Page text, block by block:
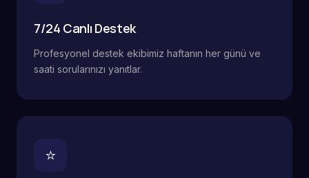
7/24 Canlı Destek
Profesyonel destek ekibimiz haftanın her günü ve
saati sorularınızı yanıtlar.
⭐